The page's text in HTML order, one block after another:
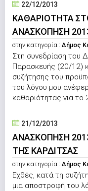
22/12/2013
ΚΑΘΑΡΙΟΤΗΤΑ
ΑΝΑΣΚΟΠΗΣΗ
στην κατηγορία : Δήμος
Στη συνεδρίαση του
Παρασκευής (20/12)
συζήτησης του
του λόγου μου
καθαριότητας για το
21/12/2013
ΑΝΑΣΚΟΠΗΣΗ
ΤΗΣ ΚΑΡΔΙΤΣΑΣ
στην κατηγορία : Δήμος
Εχθές, κατά τη
μια αποστροφή του